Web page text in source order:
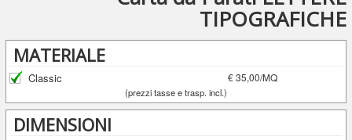
TIPOGRAFICHE
MATERIALE
Classic € 35,00/MQ
(prezzi tasse e trasp. incl.)
DIMENSIONI